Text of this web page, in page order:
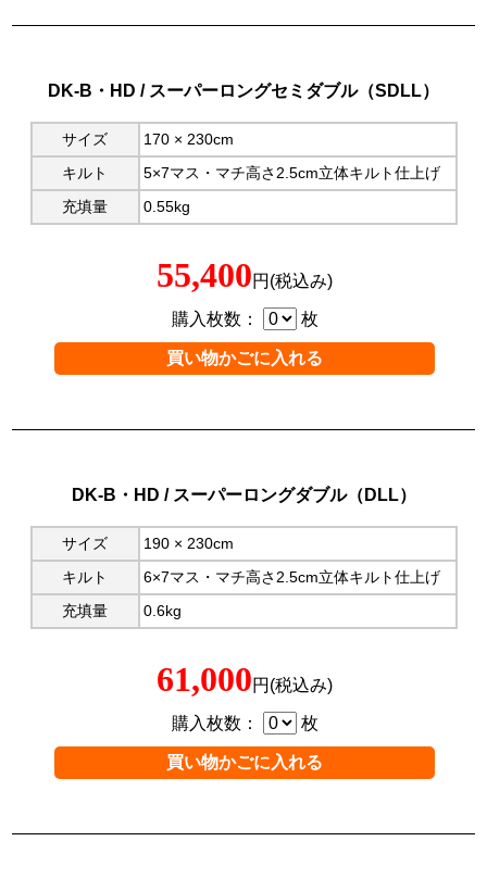
DK-B・HD / スーパーロングセミダブル（SDLL）
サイズ
170 × 230cm
キルト
5×7マス・マチ高さ2.5cm立体キルト仕上げ
充填量
0.55kg
55,400円(税込み)
購入枚数： 枚
DK-B・HD / スーパーロングダブル（DLL）
サイズ
190 × 230cm
キルト
6×7マス・マチ高さ2.5cm立体キルト仕上げ
充填量
0.6kg
61,000円(税込み)
購入枚数： 枚